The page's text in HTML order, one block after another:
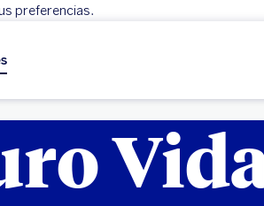
preferencias.